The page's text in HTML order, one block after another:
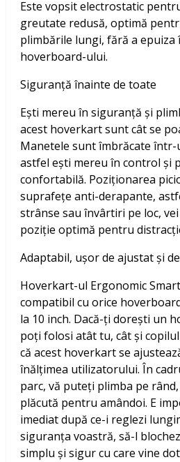
Este vopsit electrostatic
greutate redusă, optimă
plimbările lungi, fără a epuiza
hoverboard-ului.
Siguranță înainte de toate
Ești mereu în siguranță și
acest hoverkart sunt cât se
Manetele sunt îmbrăcate
astfel ești mereu în control și
confortabilă. Poziționarea
suprafețe anti-derapante,
strânse sau învârtiri pe loc,
poziție optimă pentru
Adaptabil, ușor de ajustat și
Hoverkart-ul Ergonomic
compatibil cu orice
la 10 inch. Dacă-ți dorești un
poți folosi atât tu, cât și
că acest hoverkart se
înălțimea utilizatorului. În
parc, vă puteți plimba pe
plăcută pentru amândoi. E
imediat după ce-i reglezi
siguranța voastră, să-l
simplu și sigur cu care vine